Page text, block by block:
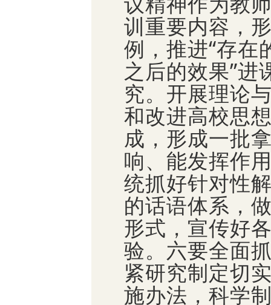
训重要内容，
例，推进“存在
之后的效果”进
究。开展理论
和改进高校思
成，形成一批
响、能发挥作
统抓好针对性
的话语体系，
形式，宣传好
验。六要全面
紧研究制定切
施办法，科学